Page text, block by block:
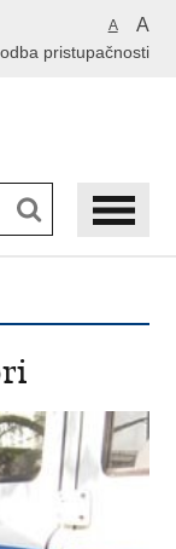
A A
pristupačnosti